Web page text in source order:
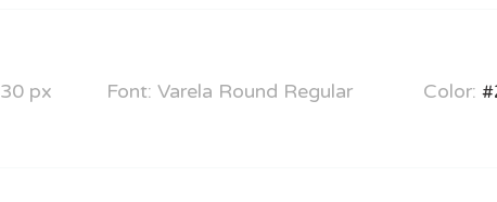
30 px Font: Varela Round Regular Color: